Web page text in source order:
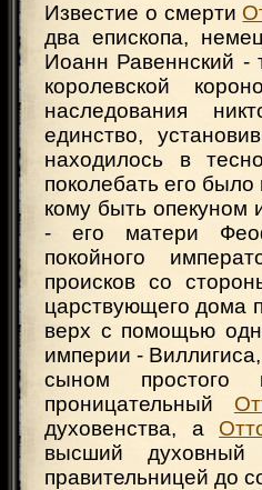
Известие о смерти
два епископа,
Иоанн Равеннский -
королевской
наследования
единство,
находилось в
поколебать его
кому быть опекуном
- его матери
покойного
происков со
царствующего дома
верх с помощью
империи -
сыном простого
проницательный
духовенства, а
высший
правительницей до